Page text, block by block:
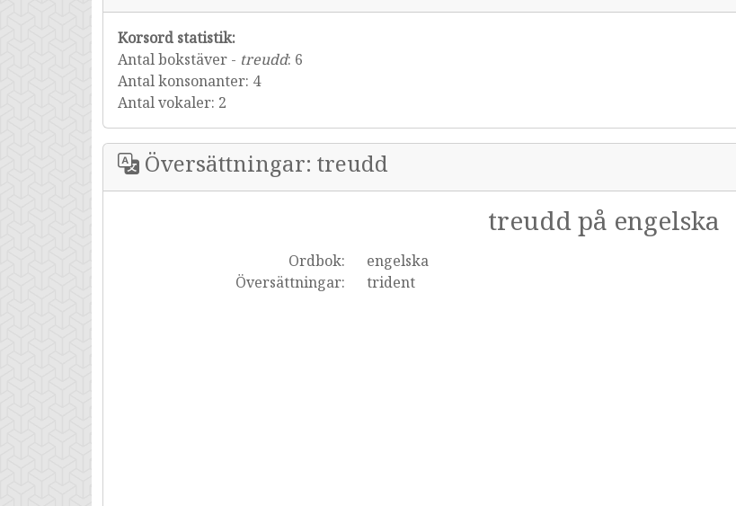
Korsord statistik:
Antal bokstäver - treudd: 6
Antal konsonanter: 4
Antal vokaler: 2
Översättningar: treudd
treudd på engelska
Ordbok:
engelska
Översättningar:
trident